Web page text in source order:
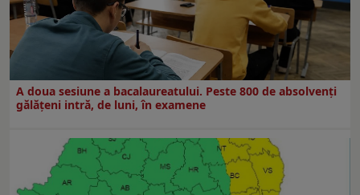
A doua sesiune a bacalaureatului. Peste 800 de absolvenţi
gălăţeni intră, de luni, în examene